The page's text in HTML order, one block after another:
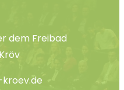
dem Freibad